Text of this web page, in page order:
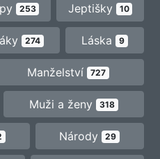
253 Jeptišky 10
274 Láska 9
Manželství 727
Muži a ženy 318
Národy 29